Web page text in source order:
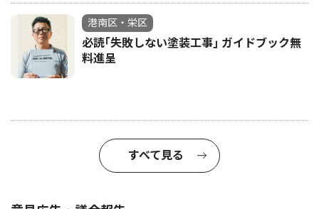
港南区・栄区
必読｢失敗しない塗装工事｣ ガイドブック無
料進呈
すべて見る